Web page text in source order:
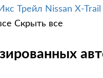
Nissan X-Trail
Скрыть все